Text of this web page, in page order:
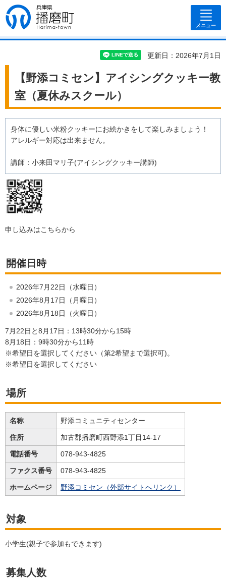
兵庫県 播磨
町
メニュー
更新日：2026年7月1日
【野添コミセン】アイシングクッキー教
室（夏休みスクール）
身体に優しい米粉クッキーにお絵かきをして楽しみましょう！
アレルギー対応は出来ません。
講師：小来田マリ子(アイシングクッキー講師)
申し込みはこちらから
開催日時
2026年7月22日（水曜日）
2026年8月17日（月曜日）
2026年8月18日（火曜日）
7月22日と8月17日：13時30分から15時
8月18日：9時30分から11時
※希望日を選択してください（第2希望まで選択可)。
※希望日を選択してください
場所
名称 野添コミュニティセンター
住所 加古郡播磨町西野添1丁目14-17
電話番号 078-943-4825
ファクス番号 078-943-4825
ホームページ 野添コミセン（外部サイトへリンク）
対象
小学生(親子で参加もできます)
募集人数